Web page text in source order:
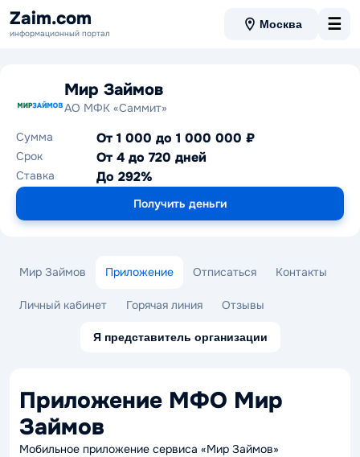
Zaim.com
информационный портал
Москва ☰
Мир Займов
АО МФК «Саммит»
Сумма
От 1 000 до 1 000 000 ₽
Срок От 4 до 720 дней
Ставка До 292%
Получить деньги
Мир Займов Приложение Отписаться Контакты
Личный кабинет Горячая линия Отзывы
Я представитель организации
Приложение МФО Мир
Займов
Мобильное приложение сервиса «Мир Займов»